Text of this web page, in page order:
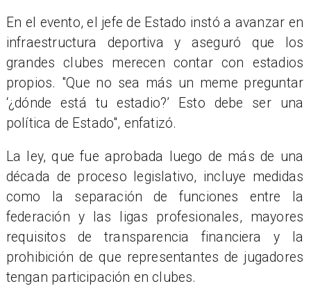
En el evento, el jefe de Estado instó a avanzar en
infraestructura deportiva y aseguró que los
grandes clubes merecen contar con estadios
propios. "Que no sea más un meme preguntar
‘¿dónde está tu estadio?’ Esto debe ser una
política de Estado", enfatizó.
La ley, que fue aprobada luego de más de una
década de proceso legislativo, incluye medidas
como la separación de funciones entre la
federación y las ligas profesionales, mayores
requisitos de transparencia financiera y la
prohibición de que representantes de jugadores
tengan participación en clubes.